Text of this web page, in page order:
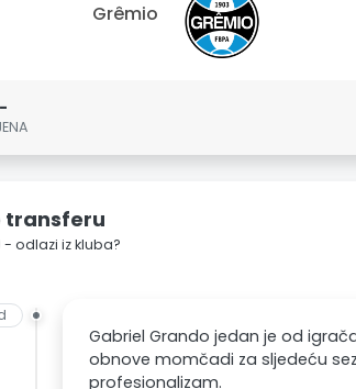
Grêmio
-
transferu
odlazi iz kluba?
Gabriel Grando jedan je od
obnove momčadi za sljedeću
profesionalizam.